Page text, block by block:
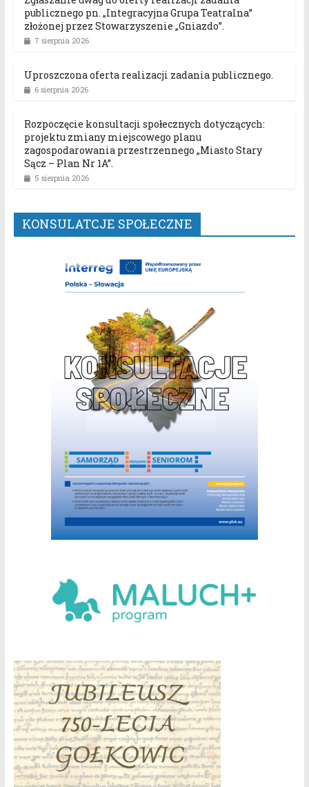
publicznego pn. „Integracyjna Grupa Teatralna”
złożonej przez Stowarzyszenie „Gniazdo”.
7 sierpnia 2026
Uproszczona oferta realizacji zadania publicznego.
6 sierpnia 2026
Rozpoczęcie konsultacji społecznych dotyczących:
projektu zmiany miejscowego planu
zagospodarowania przestrzennego „Miasto Stary
Sącz – Plan Nr 1A”.
5 sierpnia 2026
KONSULATCJE SPOŁECZNE